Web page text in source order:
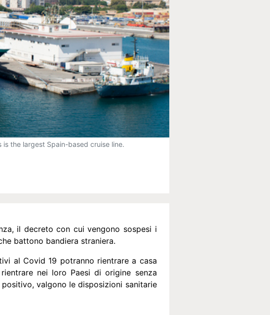
the largest Spain-based cruise line.
il decreto con cui vengono sospesi i
battono bandiera straniera.
al Covid 19 potranno rientrare a casa
nei loro Paesi di origine senza
valgono le disposizioni sanitarie